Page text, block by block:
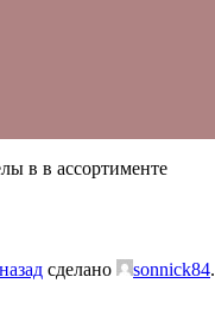
в в ассортименте
сделано sonnick84.